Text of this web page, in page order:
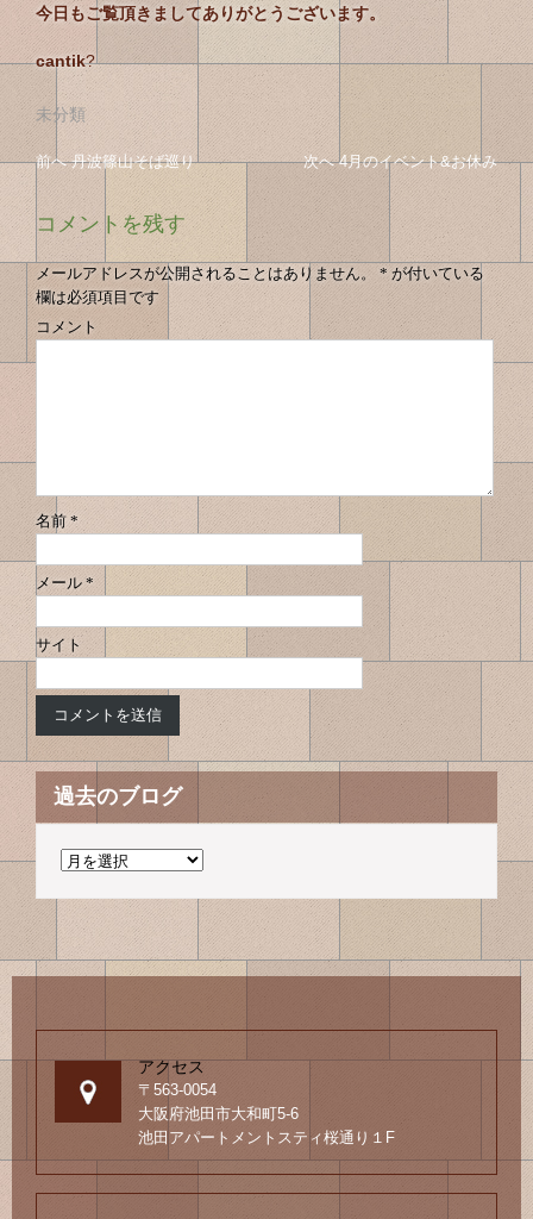
今日もご覧頂きましてありがとうございます。
cantik?
未分類
投
稿
の
ナ
ビ
ゲ
ン
投
稿
ナ
ビ
ゲ
ー
シ
ョ
前へ 前
稿
へ
丹波篠山そば巡り 次へ 次
の
へ
4月のイベント&お休み
コメントを残す
メールアドレスが公開されることはありません。 * が付いている
欄は必須項目です
コメント
名前 *
メール *
サイト
過去のブログ
過
の
ロ
グ
アクセス
〒563-0054
大阪府池田市大和町5-6
池田アパートメントスティ桜通り１F